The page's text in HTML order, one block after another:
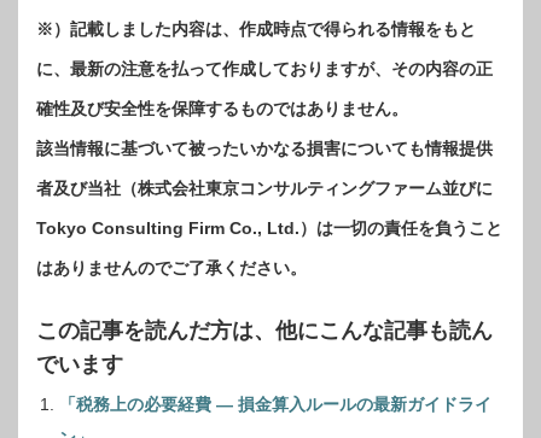
※）記載しました内容は、作成時点で得られる情報をもと
に、最新の注意を払って作成しておりますが、その内容の正
確性及び安全性を保障するものではありません。
該当情報に基づいて被ったいかなる損害についても情報提供
者及び当社（株式会社東京コンサルティングファーム並びに
Tokyo Consulting Firm Co., Ltd.）は一切の責任を負うこと
はありませんのでご了承ください。
この記事を読んだ方は、他にこんな記事も読ん
でいます
「税務上の必要経費 ― 損金算入ルールの最新ガイドライ